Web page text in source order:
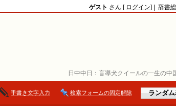
日中中日： 盲導犬クイールの一生の中
ゲスト さん [ ログイン] | 辞書
手書き文字入力 検索フォームの固定解除